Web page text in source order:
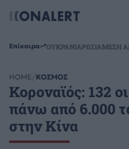
Επίκαιρα ΟΥΚΡΑΝΙΑΡΩΣΙΑΜΕΣΗ
HOME ΚΟΣΜΟΣ
Κοροναϊός: 132
πάνω από 6.000
στην Κίνα